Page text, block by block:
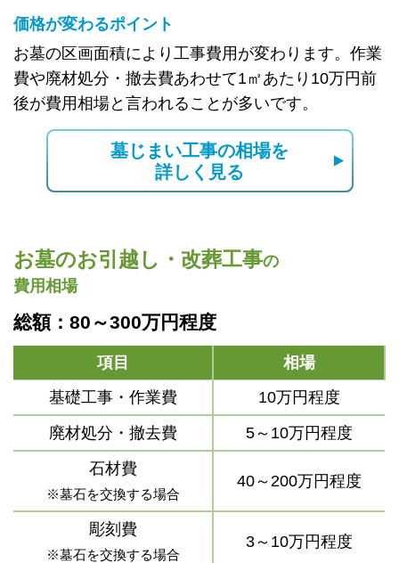
価格が変わるポイント
お墓の区画面積により工事費用が変わります。作業
費や廃材処分・撤去費あわせて1㎡あたり10万円前
後が費用相場と言われることが多いです。
墓じまい工事の相場を
詳しく見る
お墓のお引越し・改葬工事の
費用相場
総額：80～300万円程度
項目
相場
基礎工事・作業費
10万円程度
廃材処分・撤去費
5～10万円程度
石材費
※墓石を交換する場合
40～200万円程度
彫刻費
※墓石を交換する場合
3～10万円程度